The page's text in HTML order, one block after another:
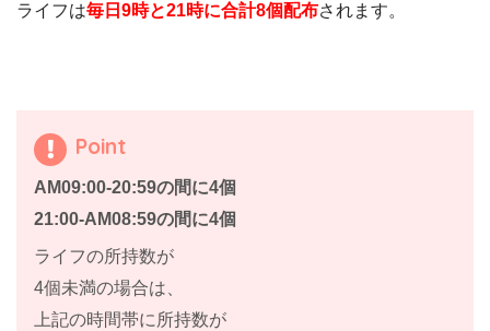
ライフは毎日9時と21時に合計8個配布されます。
Point
AM09:00-20:59の間に4個
21:00-AM08:59の間に4個
ライフの所持数が
4個未満の場合は、
上記の時間帯に所持数が